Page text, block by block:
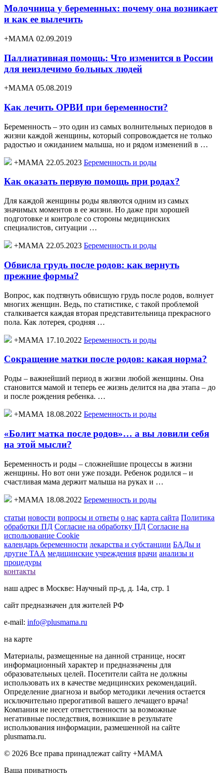
Молочница у беременных: почему она возникает
и как ее вылечить
+МАМА 02.09.2019
Паллиативная помощь: Что изменится в России
для неизлечимо больных людей
+МАМА 05.08.2019
Как лечить ОРВИ при беременности?
Беременность – это один из самых волнительных периодов в
жизни каждой женщины, который сопровождается не только
радостью и ожиданием малыша, но и рядом изменений в …
+МАМА 22.05.2023 Беременность и роды
Как оказать первую помощь при родах?
Для каждой женщины роды являются одним из самых
значимых моментов в ее жизни. Но даже при хорошей
подготовке и контроле со стороны медицинских
специалистов, ситуации …
+МАМА 22.05.2023 Беременность и роды
Обвисла грудь после родов: как вернуть
прежние формы?
Вопрос, как подтянуть обвисшую грудь после родов, волнует
многих женщин. Ведь, по статистике, с такой проблемой
сталкивается каждая вторая представительница прекрасного
пола. Как лотерея, сродняя …
+МАМА 17.10.2022 Беременность и роды
Сокращение матки после родов: какая норма?
Роды – важнейший период в жизни любой женщины. Она
становится мамой и теперь ее жизнь делится на два этапа – до
и после рождения ребенка. …
+МАМА 18.08.2022 Беременность и роды
«Болит матка после родов»… а вы ловили себя
на этой мысли?
Беременность и роды – сложнейшие процессы в жизни
женщины. Но вот они уже позади. Ребенок родился – и
счастливая мама держит малыша на руках и …
+МАМА 18.08.2022 Беременность и роды
статьи новости вопросы и ответы о нас карта сайта Политика
обработки ПД Согласие на обработку ПД Согласие на
использование Cookie
календарь беременности лекарства и субстанции БАДы и
другие ТАА медицинские учреждения врачи анализы и
процедуры
контакты
наш адрес в Москве: Научный пр-д, д. 14а, стр. 1
сайт предназначен для жителей РФ
e-mail: info@plusmama.ru
на карте
Материалы, размещенные на данной странице, носят
информационный характер и предназначены для
образовательных целей. Посетители сайта не должны
использовать их в качестве медицинских рекомендаций.
Определение диагноза и выбор методики лечения остается
исключительно прерогативой вашего лечащего врача!
Компания не несет ответственности за возможные
негативные последствия, возникшие в результате
использования информации, размешенной на сайте
plusmama.ru.
© 2026 Все права принадлежат сайту +МАМА
Ваша приватность